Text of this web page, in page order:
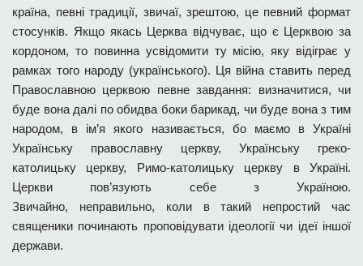
країна, певні традиції, звичаї, зрештою, це певний формат
стосунків. Якщо якась Церква відчуває, що є Церквою за
кордоном, то повинна усвідомити ту місію, яку відіграє у
рамках того народу (українського). Ця війна ставить перед
Православною церквою певне завдання: визначитися, чи
буде вона далі по обидва боки барикад, чи буде вона з тим
народом, в ім’я якого називається, бо маємо в Україні
Українську православну церкву, Українську греко-
католицьку церкву, Римо-католицьку церкву в Україні.
Церкви пов’язують себе з Україною.
Звичайно, неправильно, коли в такий непростий час
священики починають проповідувати ідеології чи ідеї іншої
держави.